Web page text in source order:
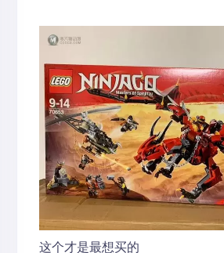
这个才是最想买的